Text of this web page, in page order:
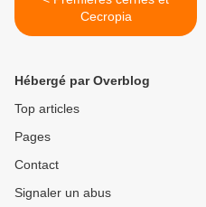
Cecropia
Hébergé par Overblog
Top articles
Pages
Contact
Signaler un abus